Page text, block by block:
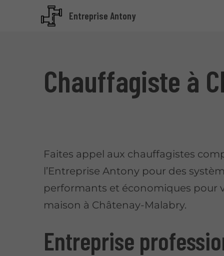
Entreprise Antony
Chauffagiste à
Faites appel aux chauffagistes
l’Entreprise Antony pour des
performants et économiques pour
maison à Châtenay-Malabry.
Entreprise